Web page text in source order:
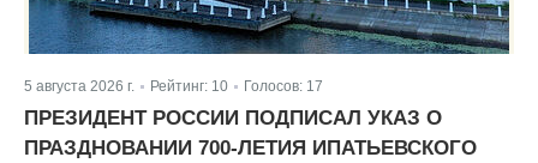
5 августа 2026 г. | Рейтинг: 10 Голосов: 17
ПРЕЗИДЕНТ РОССИИ ПОДПИСАЛ УКАЗ О
ПРАЗДНОВАНИИ 700-ЛЕТИЯ ИПАТЬЕВСКОГО